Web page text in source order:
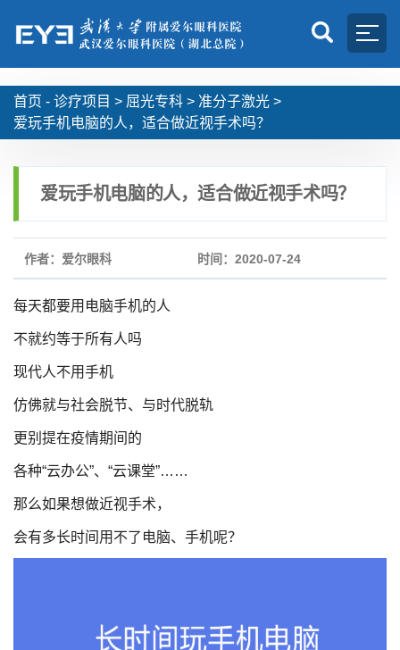
首页 - 诊疗项目 > 屈光专科 > 准分子激光 >
爱玩手机电脑的人，适合做近视手术吗？
爱玩手机电脑的人，适合做近视手术吗？
作者：爱尔眼科 时间：2020-07-24
每天都要用电脑手机的人
不就约等于所有人吗
现代人不用手机
仿佛就与社会脱节、与时代脱轨
更别提在疫情期间的
各种“云办公”、“云课堂”……
那么如果想做近视手术，
会有多长时间用不了电脑、手机呢？